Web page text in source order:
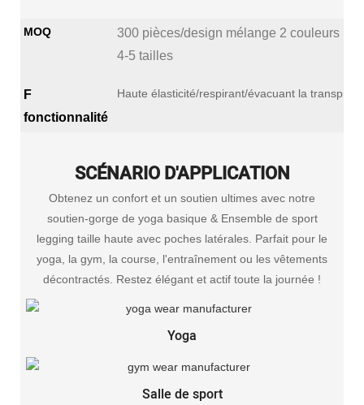
MOQ
300 pièces/design mélange 2 couleurs
4-5 tailles
F
fonctionnalité
Haute élasticité/respirant/évacuant la
SCÉNARIO D'APPLICATION
Obtenez un confort et un soutien ultimes avec notre
soutien-gorge de yoga basique & Ensemble de sport
legging taille haute avec poches latérales. Parfait pour le
yoga, la gym, la course, l'entraînement ou les vêtements
décontractés. Restez élégant et actif toute la journée !
Yoga
Salle de sport